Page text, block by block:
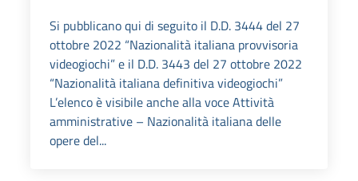
Si pubblicano qui di seguito il D.D. 3444 del 27
ottobre 2022 “Nazionalità italiana provvisoria
videogiochi” e il D.D. 3443 del 27 ottobre 2022
“Nazionalità italiana definitiva videogiochi”
L’elenco è visibile anche alla voce Attività
amministrative – Nazionalità italiana delle
opere del...